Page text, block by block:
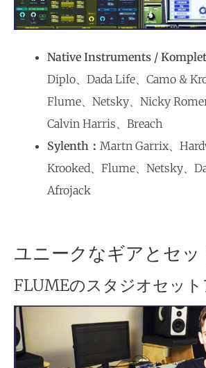
Native Instruments /
Diplo、Dada Life、Camo &
Flume、Netsky、Nicky
Calvin Harris、Breach
Sylenth： Martn Garrix、
Krooked、Flume、Netsky、
Afrojack
ユニークなギアとセ
FLUMEのスタジオセッ